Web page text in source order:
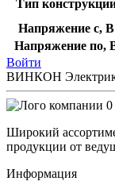
Тип
Напряжение с,
Напряжение по,
Войти
ВИНКОН
0
Широкий
продукции от
Информация